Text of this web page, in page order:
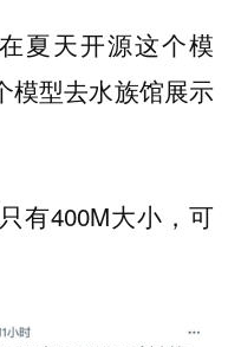
夏天开源这个模
模型去水族馆展示
有400M大小，可